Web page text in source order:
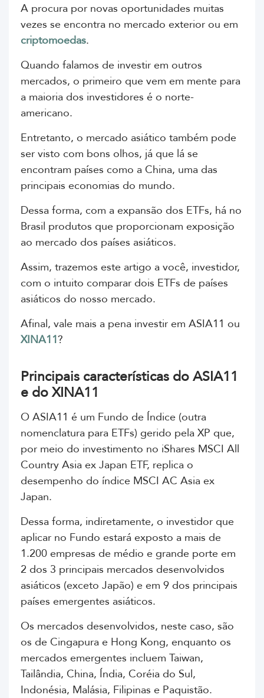
A procura por novas oportunidades muitas
vezes se encontra no mercado exterior ou em
criptomoedas.
Quando falamos de investir em outros
mercados, o primeiro que vem em mente para
a maioria dos investidores é o norte-
americano.
Entretanto, o mercado asiático também pode
ser visto com bons olhos, já que lá se
encontram países como a China, uma das
principais economias do mundo.
Dessa forma, com a expansão dos ETFs, há no
Brasil produtos que proporcionam exposição
ao mercado dos países asiáticos.
Assim, trazemos este artigo a você, investidor,
com o intuito comparar dois ETFs de países
asiáticos do nosso mercado.
Afinal, vale mais a pena investir em ASIA11 ou
XINA11?
Principais características do ASIA11
e do XINA11
O ASIA11 é um Fundo de Índice (outra
nomenclatura para ETFs) gerido pela XP que,
por meio do investimento no iShares MSCI All
Country Asia ex Japan ETF, replica o
desempenho do índice MSCI AC Asia ex
Japan.
Dessa forma, indiretamente, o investidor que
aplicar no Fundo estará exposto a mais de
1.200 empresas de médio e grande porte em
2 dos 3 principais mercados desenvolvidos
asiáticos (exceto Japão) e em 9 dos principais
países emergentes asiáticos.
Os mercados desenvolvidos, neste caso, são
os de Cingapura e Hong Kong, enquanto os
mercados emergentes incluem Taiwan,
Tailândia, China, Índia, Coréia do Sul,
Indonésia, Malásia, Filipinas e Paquistão.